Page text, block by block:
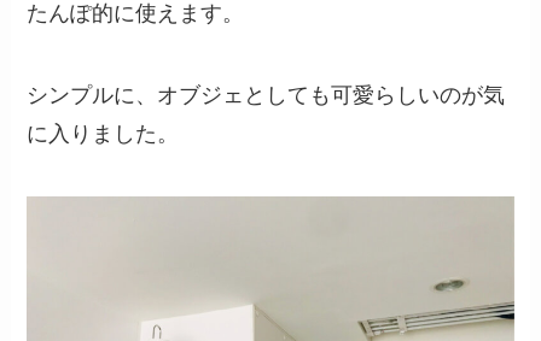
たんぽ的に使えます。
シンプルに、オブジェとしても可愛らしいのが気
に入りました。